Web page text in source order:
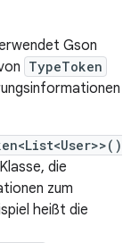
Gson
TypeToken
die
zum
heißt die